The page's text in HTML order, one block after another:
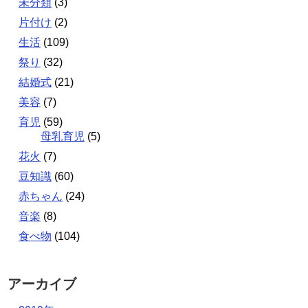
未分類 (3)
片付け (2)
生活 (109)
祭り (32)
結婚式 (21)
美容 (7)
育児 (59)
母乳育児 (5)
花火 (7)
豆知識 (60)
赤ちゃん (24)
音楽 (8)
食べ物 (104)
アーカイブ